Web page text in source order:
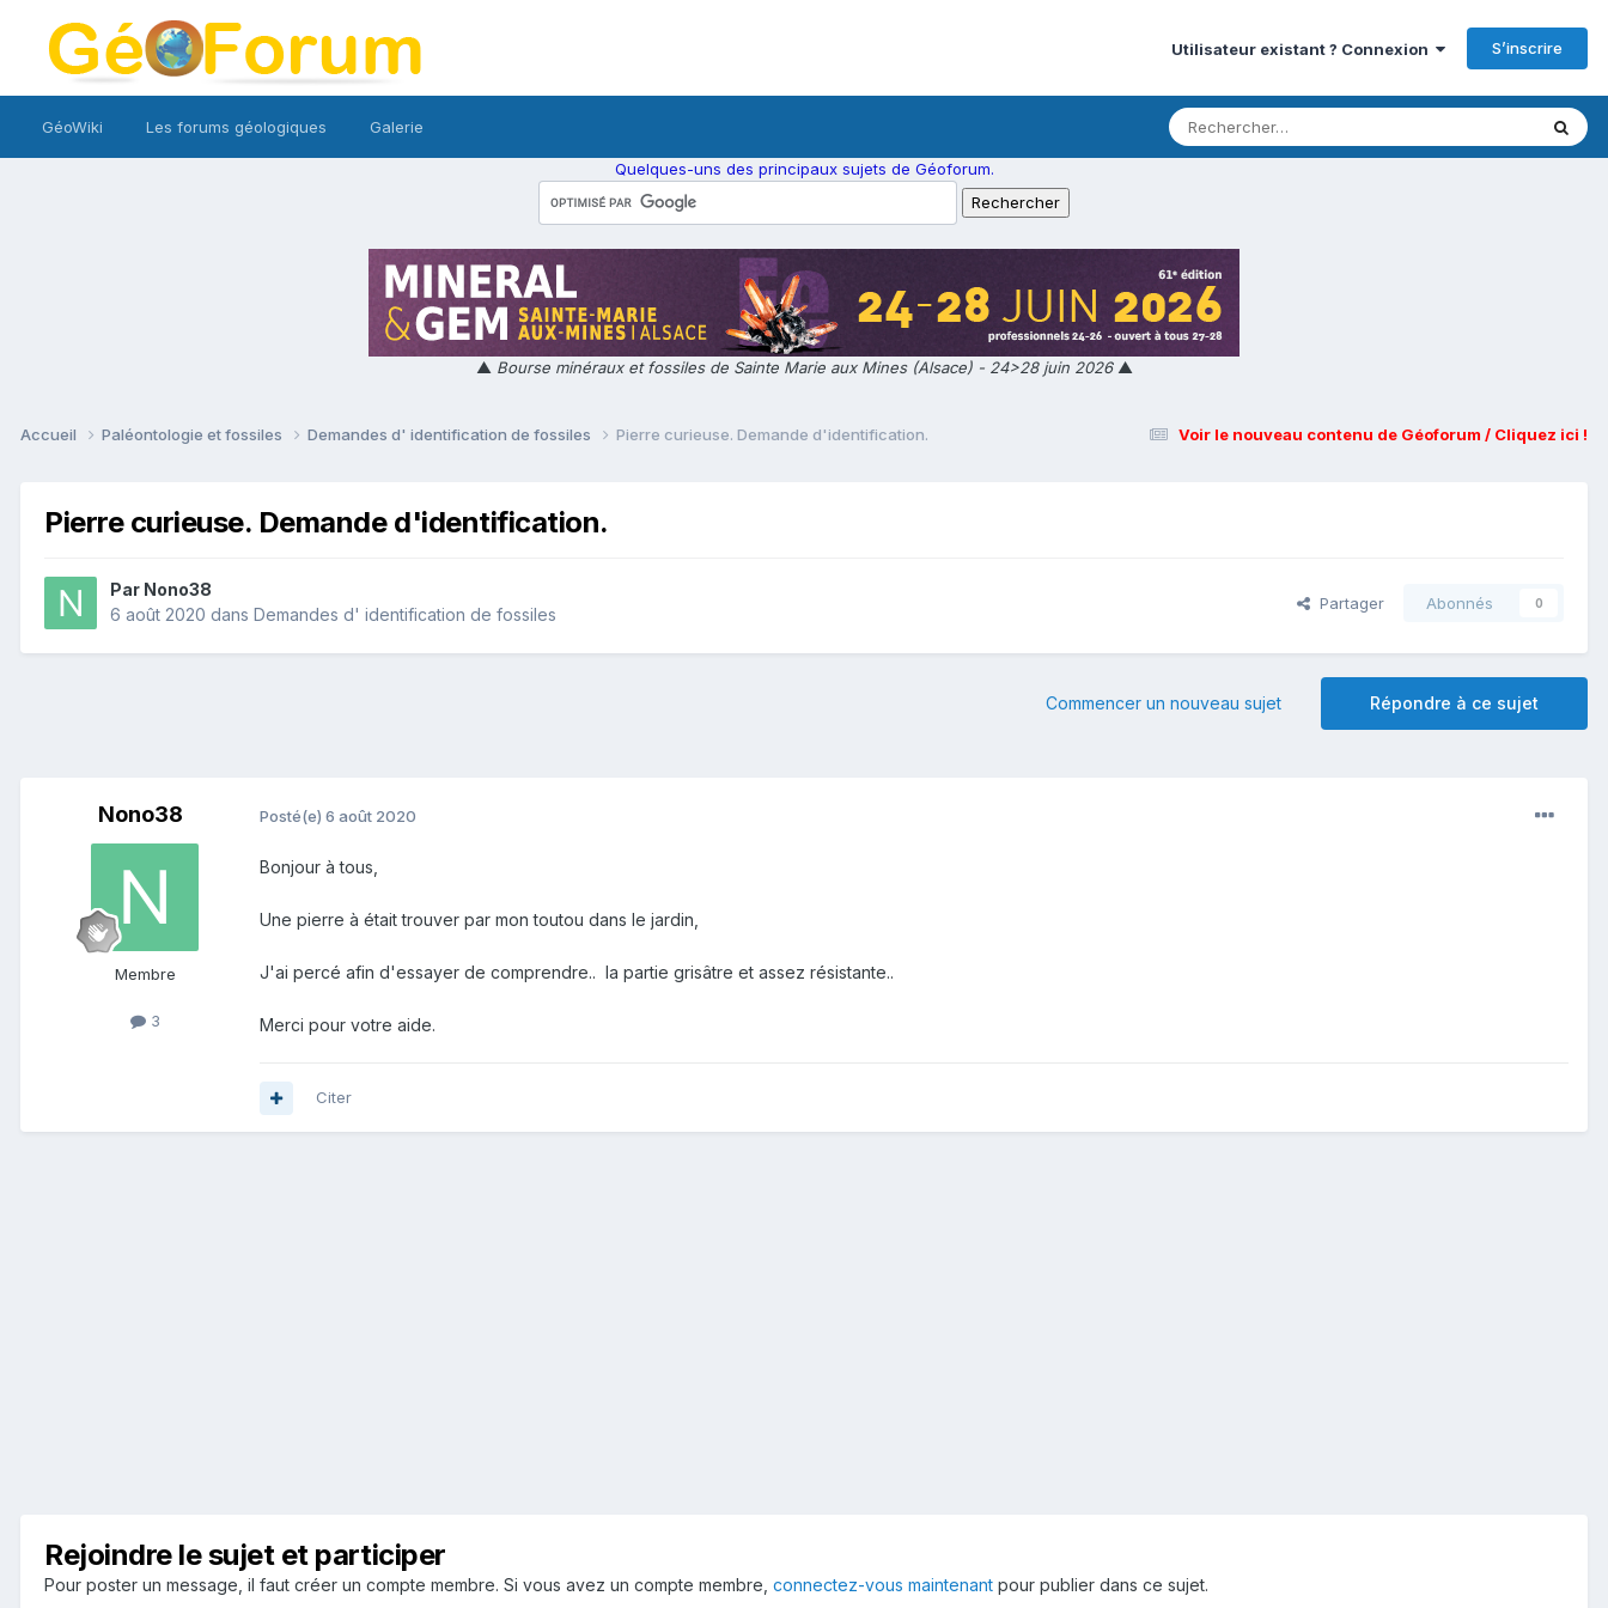
Utilisateur existant ? Connexion S’inscrire
GéoWiki Les forums géologiques Galerie
Quelques-uns des principaux sujets de Géoforum.
▲ Bourse minéraux et fossiles de Sainte Marie aux Mines (Alsace) - 24>28 juin 2026▲
Voir le nouveau contenu de Géoforum / Cliquez ici !
Accueil Paléontologie et fossiles Demandes d' identification de fossiles Pierre curieuse. Demande d'identification.
Pierre curieuse. Demande d'identification.
Par Nono38
6 août 2020 dans Demandes d' identification de fossiles
Partager Abonnés 0
Répondre à ce sujet
Commencer un nouveau sujet
Nono38
Membre
3
Posté(e) 6 août 2020
Bonjour à tous,
Une pierre à était trouver par mon toutou dans le jardin,
J'ai percé afin d'essayer de comprendre.. la partie grisâtre et assez résistante..
Merci pour votre aide.
Citer
Rejoindre le sujet et participer
Pour poster un message, il faut créer un compte membre. Si vous avez un compte membre, connectez-vous maintenant pour publier dans ce sujet.